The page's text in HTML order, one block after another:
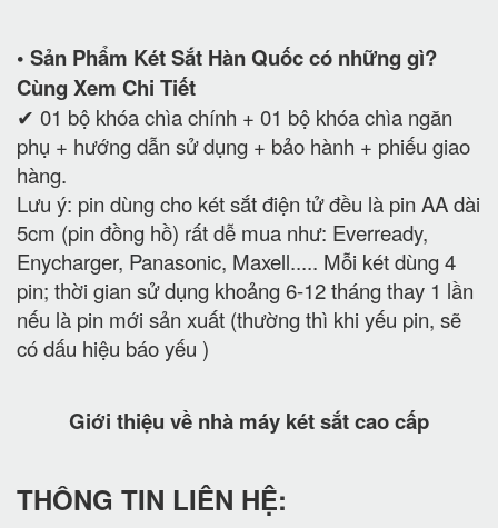
• Sản Phẩm Két Sắt Hàn Quốc có những gì?
Cùng Xem Chi Tiết
✔ 01 bộ khóa chìa chính + 01 bộ khóa chìa ngăn
phụ + hướng dẫn sử dụng + bảo hành + phiếu giao
hàng.
Lưu ý: pin dùng cho két sắt điện tử đều là pin AA dài
5cm (pin đồng hồ) rất dễ mua như: Everready,
Enycharger, Panasonic, Maxell..... Mỗi két dùng 4
pin; thời gian sử dụng khoảng 6-12 tháng thay 1 lần
nếu là pin mới sản xuất (thường thì khi yếu pin, sẽ
có dấu hiệu báo yếu )
Giới thiệu về nhà máy két sắt cao cấp
THÔNG TIN LIÊN HỆ: